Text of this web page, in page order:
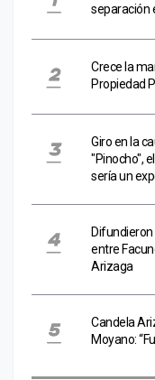
separación
Crece la
Propiedad
Giro en la
"Pinocho",
sería un
entre
Arizaga
Candela
Moyano: